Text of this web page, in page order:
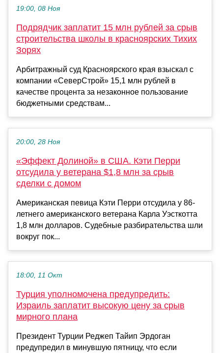
19:00, 08 Ноя
Подрядчик заплатит 15 млн рублей за срыв
строительства школы в красноярских Тихих
Зорях
Арбитражный суд Красноярского края взыскал с
компании «СеверСтрой» 15,1 млн рублей в
качестве процента за незаконное пользование
бюджетными средствам...
20:00, 28 Ноя
«Эффект Долиной» в США. Кэти Перри
отсудила у ветерана $1,8 млн за срыв
сделки с домом
Американская певица Кэти Перри отсудила у 86-
летнего американского ветерана Карла Уэсткотта
1,8 млн долларов. Судебные разбирательства шли
вокруг пок...
18:00, 11 Окт
Турция уполномочена предупредить:
Израиль заплатит высокую цену за срыв
мирного плана
Президент Турции Реджеп Тайип Эрдоган
предупредил в минувшую пятницу, что если